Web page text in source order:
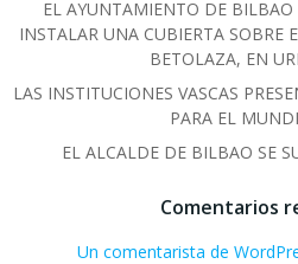
EL AYUNTAMIENTO DE
INSTALAR UNA CUBIERTA SOBRE
BETOLAZA, EN
LAS INSTITUCIONES VASCAS
PARA EL
EL ALCALDE DE BILBAO SE
Comentarios
Un comentarista de